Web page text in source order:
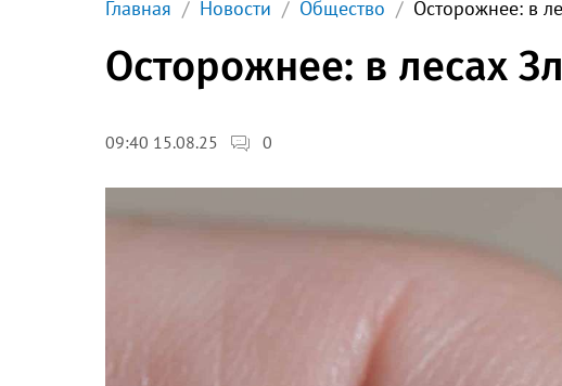
Главная Новости Общество Осторожнее: в
Осторожнее: в лесах
09:40 15.08.25 0